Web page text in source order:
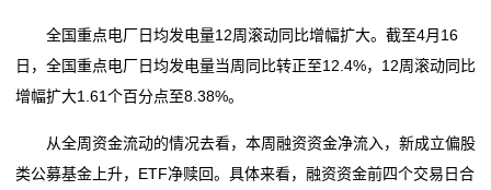
全国重点电厂日均发电量12周滚动同比增幅扩大。截至4月16
日，全国重点电厂日均发电量当周同比转正至12.4%，12周滚动同比
增幅扩大1.61个百分点至8.38%。
从全周资金流动的情况去看，本周融资资金净流入，新成立偏股
类公募基金上升，ETF净赎回。具体来看，融资资金前四个交易日合